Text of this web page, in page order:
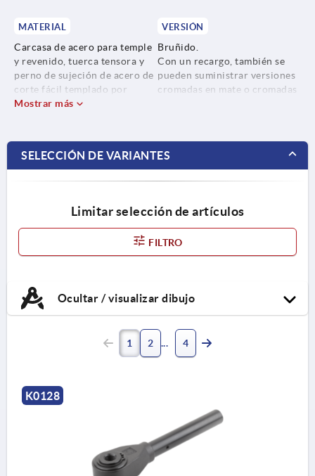
MATERIAL
Carcasa de acero para temple
y revenido, tuerca tensora y
perno de sujeción de acero de
corte fácil templado por
cementación.
VERSIÓN
Bruñido.
Con un recargo, también se
pueden suministrar versiones
cromadas en mate o cromadas
Mostrar más
SELECCIÓN DE VARIANTES
Limitar selección de artículos
FILTRO
Ocultar / visualizar dibujo
1 2 4
K0128